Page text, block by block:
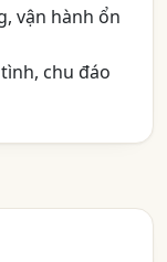
vận hành ổn
chu đáo